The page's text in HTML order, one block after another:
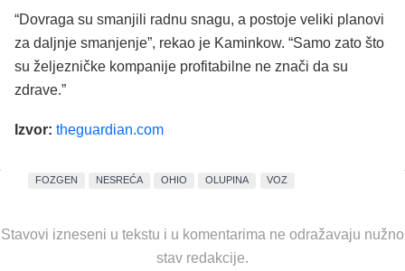
“Dovraga su smanjili radnu snagu, a postoje veliki planovi
za daljnje smanjenje”, rekao je Kaminkow. “Samo zato što
su željezničke kompanije profitabilne ne znači da su
zdrave.”
Izvor: theguardian.com
FOZGEN NESREĆA OHIO OLUPINA VOZ
Stavovi izneseni u tekstu i u komentarima ne odražavaju nužno
stav redakcije.